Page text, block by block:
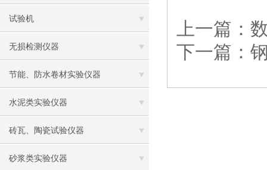
试验机
无损检测仪器
节能、防水卷材实验仪器
水泥类实验仪器
砖瓦、陶瓷试验仪器
砂浆类实验仪器
上一篇：
下一篇：